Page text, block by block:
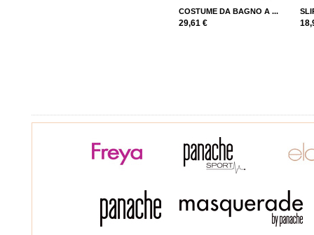
COSTUME DA BAGNO A ...
29,61 €